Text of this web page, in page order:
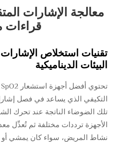
معالجة الإشارات
قراءات
تقنيات استخلاص
البيئات الديناميكية
التكيفي الذي يساعد في فصل
تلك الضوضاء الناتجة عند تحرك
الأجهزة ترددات مختلفة ثم تُعدِّل
نشاط المريض، سواء كان يمشي أو